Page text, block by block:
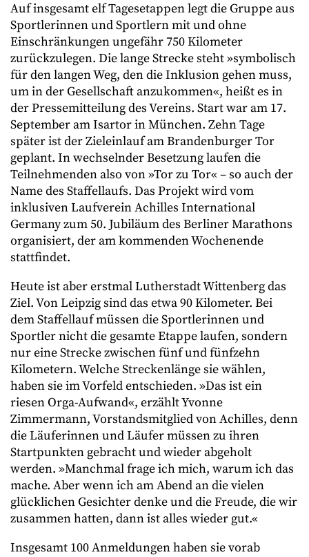
Auf insgesamt elf Tagesetappen legt die Gruppe aus
Sportlerinnen und Sportlern mit und ohne
Einschränkungen ungefähr 750 Kilometer
zurückzulegen. Die lange Strecke steht »symbolisch
für den langen Weg, den die Inklusion gehen muss,
um in der Gesellschaft anzukommen«, heißt es in
der Pressemitteilung des Vereins. Start war am 17.
September am Isartor in München. Zehn Tage
später ist der Zieleinlauf am Brandenburger Tor
geplant. In wechselnder Besetzung laufen die
Teilnehmenden also von »Tor zu Tor« – so auch der
Name des Staffellaufs. Das Projekt wird vom
inklusiven Laufverein Achilles International
Germany zum 50. Jubiläum des Berliner Marathons
organisiert, der am kommenden Wochenende
stattfindet.
Heute ist aber erstmal Lutherstadt Wittenberg das
Ziel. Von Leipzig sind das etwa 90 Kilometer. Bei
dem Staffellauf müssen die Sportlerinnen und
Sportler nicht die gesamte Etappe laufen, sondern
nur eine Strecke zwischen fünf und fünfzehn
Kilometern. Welche Streckenlänge sie wählen,
haben sie im Vorfeld entschieden. »Das ist ein
riesen Orga-Aufwand«, erzählt Yvonne
Zimmermann, Vorstandsmitglied von Achilles, denn
die Läuferinnen und Läufer müssen zu ihren
Startpunkten gebracht und wieder abgeholt
werden. »Manchmal frage ich mich, warum ich das
mache. Aber wenn ich am Abend an die vielen
glücklichen Gesichter denke und die Freude, die wir
zusammen hatten, dann ist alles wieder gut.«
Insgesamt 100 Anmeldungen haben sie vorab